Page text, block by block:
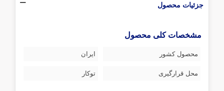
جزئیات محصول
مشخصات کلی محصول
محصول کشور ایران
محل قرارگیری توکار